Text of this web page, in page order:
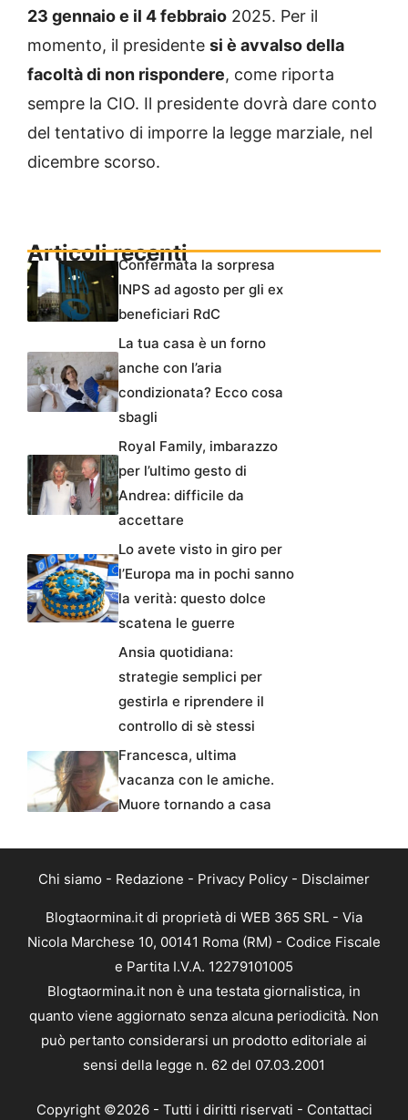
23 gennaio e il 4 febbraio 2025. Per il
momento, il presidente si è avvalso della
facoltà di non rispondere, come riporta
sempre la CIO. Il presidente dovrà dare conto
del tentativo di imporre la legge marziale, nel
dicembre scorso.
Articoli recentiConfermata la sorpresa
INPS ad agosto per gli ex
beneficiari RdC
La tua casa è un forno
anche con l’aria
condizionata? Ecco cosa
sbagli
Royal Family, imbarazzo
per l’ultimo gesto di
Andrea: difficile da
accettare
Lo avete visto in giro per
l’Europa ma in pochi sanno
la verità: questo dolce
scatena le guerre
Ansia quotidiana:
strategie semplici per
gestirla e riprendere il
controllo di sè stessi
Francesca, ultima
vacanza con le amiche.
Muore tornando a casa
Chi siamo - Redazione - Privacy Policy - Disclaimer
Blogtaormina.it di proprietà di WEB 365 SRL - Via
Nicola Marchese 10, 00141 Roma (RM) - Codice Fiscale
e Partita I.V.A. 12279101005
Blogtaormina.it non è una testata giornalistica, in
quanto viene aggiornato senza alcuna periodicità. Non
può pertanto considerarsi un prodotto editoriale ai
sensi della legge n. 62 del 07.03.2001
Copyright ©2026 - Tutti i diritti riservati - Contattaci